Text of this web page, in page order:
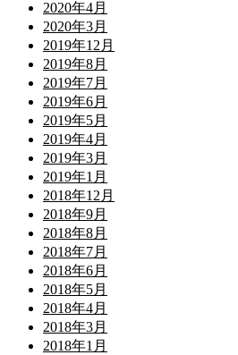
2020年4月
2020年3月
2019年12月
2019年8月
2019年7月
2019年6月
2019年5月
2019年4月
2019年3月
2019年1月
2018年12月
2018年9月
2018年8月
2018年7月
2018年6月
2018年5月
2018年4月
2018年3月
2018年1月